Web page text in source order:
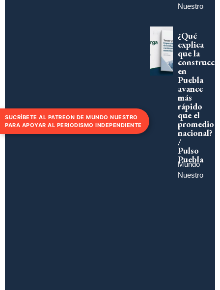
Nuestro
¿Qué
explica
que la
en
Puebla
avance
más
rápido
que el
promedio
nacional?
/
Pulso
Puebla
Mundo
Nuestro
SUCRÍBETE AL PATREON DE MUNDO NUESTRO
PARA APOYAR AL PERIODISMO INDEPENDIENTE